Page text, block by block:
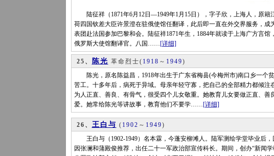
陆征祥（1871年6月12日—1949年1月15日），字子欣，上海人，原籍
荷四国钦差大臣许景澄在驻俄使馆任翻译，此后即一直在外交界服务，
表团赴法国参加巴黎和会。陆征祥1871年生，1884年就读于上海广方言
俄罗斯大使馆翻译官。八国……[详细]
25、 陈光 革命烈士( 1918 ～ 1949)
陈光，原名陈益昌，1918年出生于广东省梅县(今梅州市)南口乡一个
苦工。十多年后，病死于异域。母亲年轻守寡，把自己的全部精力都倾
为人正直、善良、有骨气，很受四个儿女敬重。她教育儿女要做正直、
爱。她常给陈光等讲故事，教育他们不要学……[详细]
26、 王白与 ( 1902 ～ 1949)
王白与（1902-1949）名本霖，今蓬安柳滩人。陆军测绘学堂毕业后，
因张澜和蒲殿俊推荐，出任二十一军政治部宣传科长。期间，创办“新闻